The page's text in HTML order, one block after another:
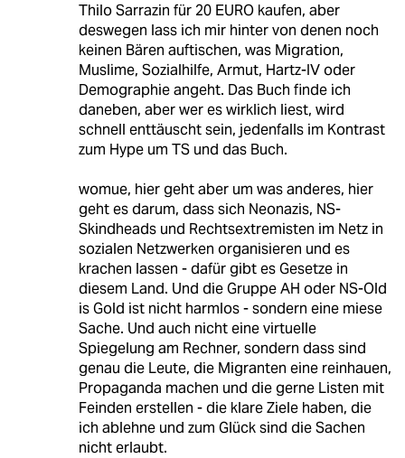
Thilo Sarrazin für 20 EURO kaufen, aber
deswegen lass ich mir hinter von denen noch
keinen Bären auftischen, was Migration,
Muslime, Sozialhilfe, Armut, Hartz-IV oder
Demographie angeht. Das Buch finde ich
daneben, aber wer es wirklich liest, wird
schnell enttäuscht sein, jedenfalls im Kontrast
zum Hype um TS und das Buch.
womue, hier geht aber um was anderes, hier
geht es darum, dass sich Neonazis, NS-
Skindheads und Rechtsextremisten im Netz in
sozialen Netzwerken organisieren und es
krachen lassen - dafür gibt es Gesetze in
diesem Land. Und die Gruppe AH oder NS-Old
is Gold ist nicht harmlos - sondern eine miese
Sache. Und auch nicht eine virtuelle
Spiegelung am Rechner, sondern dass sind
genau die Leute, die Migranten eine reinhauen,
Propaganda machen und die gerne Listen mit
Feinden erstellen - die klare Ziele haben, die
ich ablehne und zum Glück sind die Sachen
nicht erlaubt.